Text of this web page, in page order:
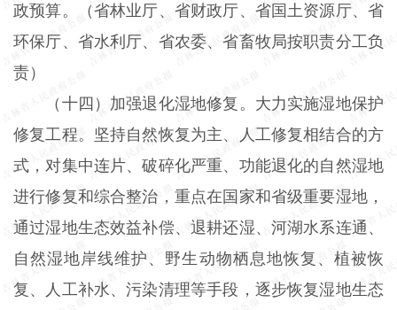
政预算。（省林业厅、省财政厅、省国土资源厅、省
环保厅、省水利厅、省农委、省畜牧局按职责分工负
责）
（十四）加强退化湿地修复。大力实施湿地保护
修复工程。坚持自然恢复为主、人工修复相结合的方
式，对集中连片、破碎化严重、功能退化的自然湿地
进行修复和综合整治，重点在国家和省级重要湿地，
通过湿地生态效益补偿、退耕还湿、河湖水系连通、
自然湿地岸线维护、野生动物栖息地恢复、植被恢
复、人工补水、污染清理等手段，逐步恢复湿地生态